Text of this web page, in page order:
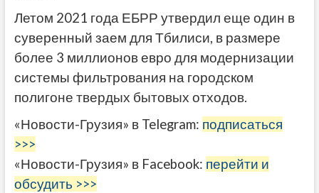
Летом 2021 года ЕБРР утвердил еще один в
суверенный заем для Тбилиси, в размере
более 3 миллионов евро для модернизации
системы фильтрования на городском
полигоне твердых бытовых отходов.
«Новости-Грузия» в Telegram: подписаться
>>>
«Новости-Грузия» в Facebook: перейти и
обсудить >>>